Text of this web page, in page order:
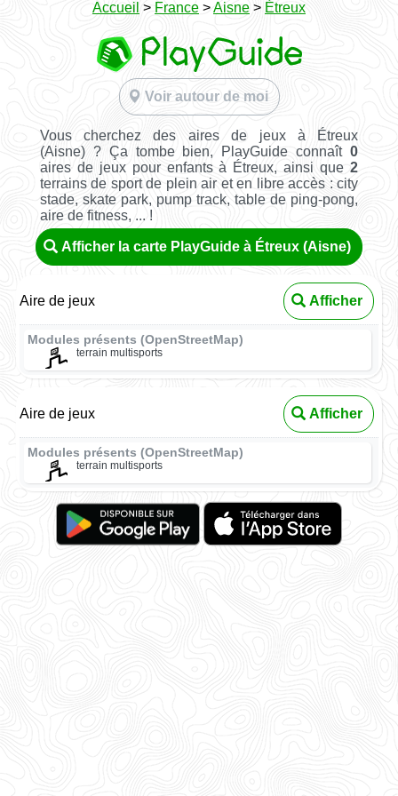
Accueil > France >Aisne > Étreux
Voir autour de moi
Vous cherchez des aires de jeux à Étreux
(Aisne) ? Ça tombe bien, PlayGuide connaît0
aires de jeux pour enfants à Étreux, ainsi que2
terrains de sport de plein air et en libre accès : city
stade, skate park, pump track, table de ping-pong,
aire de fitness, ... !
Afficher la carte PlayGuide à Étreux (Aisne)
Aire de jeux Afficher
Modules présents (OpenStreetMap)
terrain multisports
Aire de jeux Afficher
Modules présents (OpenStreetMap)
terrain multisports